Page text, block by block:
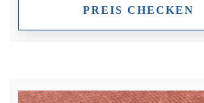
PREIS CHECKEN